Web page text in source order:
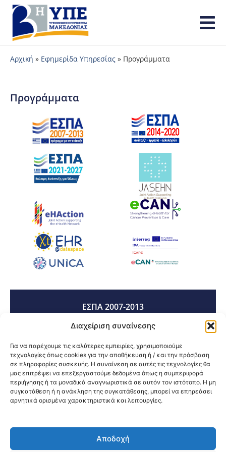
Διαχείριση συναίνεσης
Για να παρέχουμε τις καλύτερες εμπειρίες, χρησιμοποιούμε
τεχνολογίες όπως cookies για την αποθήκευση ή / και την πρόσβαση
σε πληροφορίες συσκευής. Η συναίνεση σε αυτές τις τεχνολογίες θα
μας επιτρέψει να επεξεργαστούμε δεδομένα όπως η συμπεριφορά
περιήγησης ή τα μοναδικά αναγνωριστικά σε αυτόν τον ιστότοπο. Η μη
συγκατάθεση ή η ανάκληση της συγκατάθεσης, μπορεί να επηρεάσει
αρνητικά ορισμένα χαρακτηριστικά και λειτουργίες.
Αποδοχή
Αρχική » Εφημερίδα Υπηρεσίας » Προγράμματα
Προγράμματα
ΕΣΠΑ 2007-2013
ΕΣΠΑ 2014-2020
ΕΣΠΑ 2021-2027
@2026 3ype.gr All rights reserved